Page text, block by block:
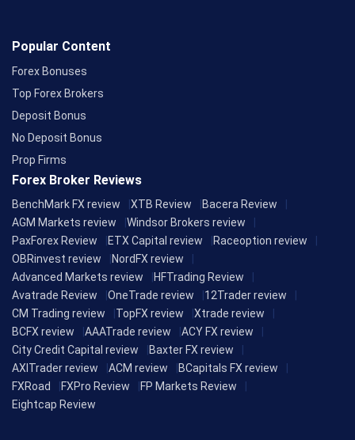
Popular Content
Forex Bonuses
Top Forex Brokers
Deposit Bonus
No Deposit Bonus
Prop Firms
Forex Broker Reviews
BenchMark FX review XTB Review
Bacera Review
AGM Markets review
Windsor Brokers review
PaxForex Review
ETX Capital review
Raceoption review
OBRinvest review
NordFX review
Advanced Markets review
HFTrading Review
Avatrade Review
OneTrade review
12Trader review
CM Trading review
TopFX review
Xtrade review
BCFX review
AAATrade review
ACY FX review
City Credit Capital review
Baxter FX review
AXITrader review
ACM review
BCapitals FX review
FXRoad
FXPro Review
FP Markets Review
Eightcap Review